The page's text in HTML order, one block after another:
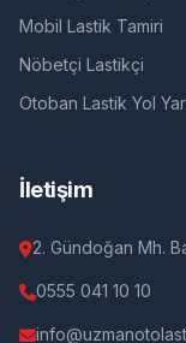
Mobil Lastik Tamiri
Nöbetçi Lastikçi
Otoban Lastik Yol
İletişim
2. Gündoğan Mh.
0555 041 10 10